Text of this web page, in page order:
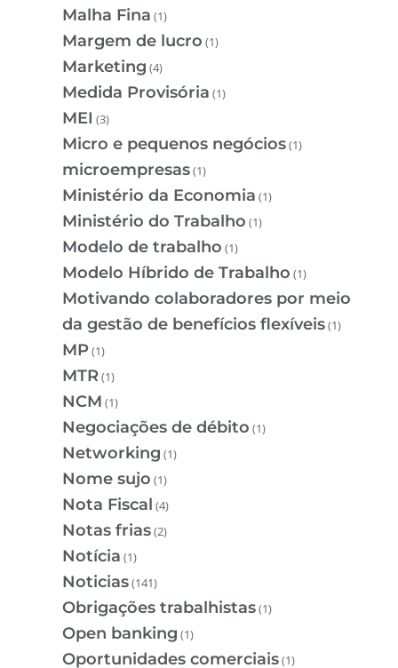
Malha Fina (1)
Margem de lucro (1)
Marketing (4)
Medida Provisória (1)
MEI (3)
Micro e pequenos negócios(1)
microempresas(1)
Ministério da Economia (1)
Ministério do Trabalho (1)
Modelo de trabalho (1)
Modelo Híbrido de Trabalho (1)
Motivando colaboradores por meio
da gestão de benefícios flexíveis(1)
MP(1)
MTR(1)
NCM (1)
Negociações de débito (1)
Networking (1)
Nome sujo (1)
Nota Fiscal (4)
Notas frias(2)
Notícia (1)
Noticias(141)
Obrigações trabalhistas(1)
Open banking (1)
Oportunidades comerciais(1)